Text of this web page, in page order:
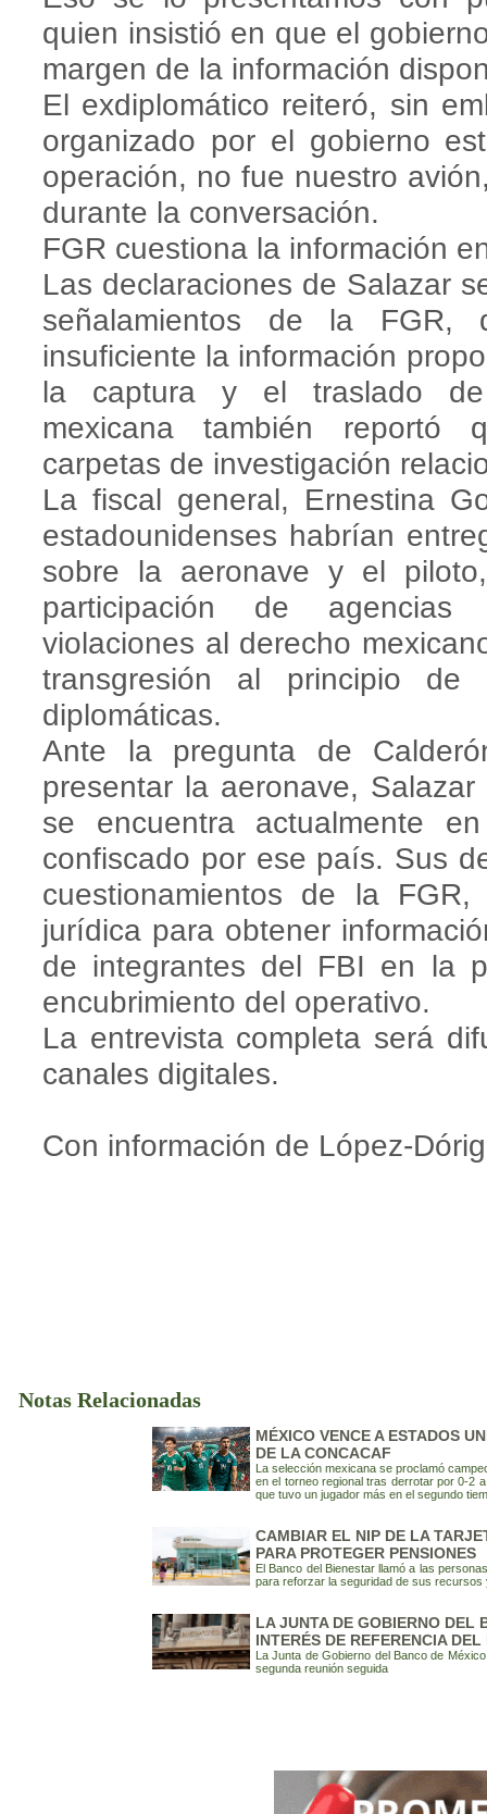
quien insistió en que el
margen de la información
El exdiplomático reiteró, sin
organizado por el gobierno
operación, no fue nuestro
durante la conversación.
FGR cuestiona la información
Las declaraciones de Salazar
señalamientos de la FGR,
insuficiente la información
la captura y el traslado de
mexicana también reportó
carpetas de investigación
La fiscal general, Ernestina
estadounidenses habrían
sobre la aeronave y el
participación de agencias
violaciones al derecho
transgresión al principio
diplomáticas.
Ante la pregunta de
presentar la aeronave,
se encuentra actualmente
confiscado por ese país. Sus
cuestionamientos de la
jurídica para obtener
de integrantes del FBI en la
encubrimiento del operativo.
La entrevista completa será
canales digitales.
Con información de López-
Notas Relacionadas
MÉXICO VENCE A ESTADOS
DE LA CONCACAF
La selección mexicana se proclamó
en el torneo regional tras derrotar por 0-2
que tuvo un jugador más en el segundo
CAMBIAR EL NIP DE LA
PARA PROTEGER PENSIONES
El Banco del Bienestar llamó a las
para reforzar la seguridad de sus
LA JUNTA DE GOBIERNO DEL
INTERÉS DE REFERENCIA
La Junta de Gobierno del Banco de
segunda reunión seguida